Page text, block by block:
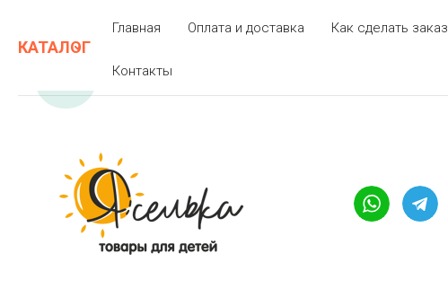
КАТАЛОГ
Главная Оплата и доставка Как сделать заказ
Контакты